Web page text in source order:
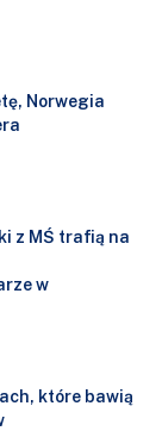
Norwegia
z MŚ trafią na
w
które bawią